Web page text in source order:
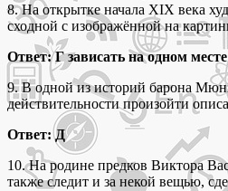
8. На открытке начала XIX века
сходной с изображённой на
Ответ: Г зависать на одном месте
9. В одной из историй барона
действительности произойти
Ответ: Д
10. На родине предков Виктора
также следит и за некой вещью,